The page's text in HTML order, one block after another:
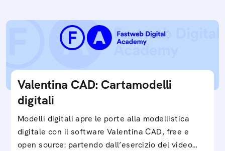
Valentina CAD: Cartamodelli
digitali
Modelli digitali apre le porte alla modellistica
digitale con il software Valentina CAD, free e
open source: partendo dall’esercizio del video…